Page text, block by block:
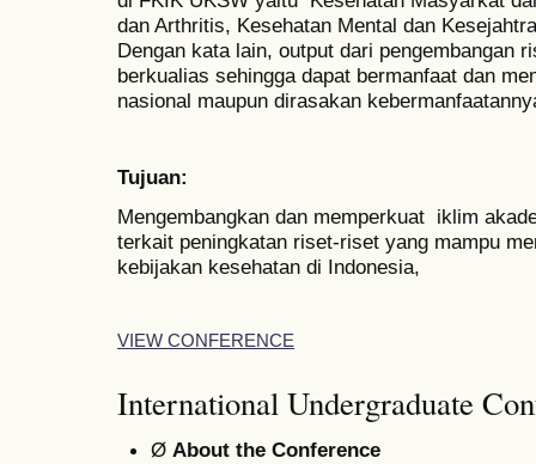
dan Arthritis, Kesehatan Mental dan
Dengan kata lain, output dari pengembangan
berkualias sehingga dapat bermanfaat dan
nasional maupun dirasakan
Tujuan:
Mengembangkan dan memperkuat iklim
terkait peningkatan riset-riset yang mampu
kebijakan kesehatan di Indonesia,
VIEW CONFERENCE
International Undergraduate
Ø About the Conference